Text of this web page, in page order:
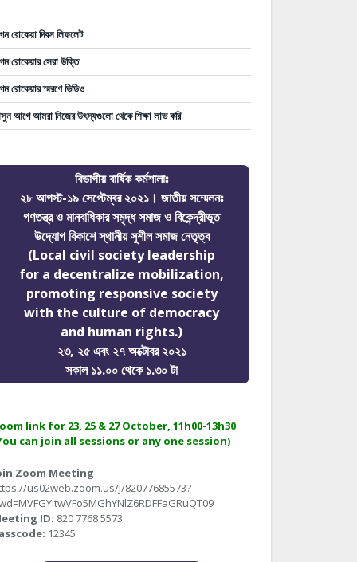
রোকেয়া দিবস লিফলেট
রোকেয়ার সেরা উক্তি
রোকেয়ার স্মরণে ভিডিও
আগে আমরা নিজের উৎস্যগুলো থেকে শিক্ষা লাভ করি
বিভাগীয় বার্ষিক কর্মশালাঃ
২৮ আগস্ট-১৯ সেপ্টেম্বর ২০২১। জাতীয় সম্মেলনঃ
গণতন্ত্র ও মানবাধিকার সমৃদ্ধ সমাজ ও বিকেন্দ্রীভূত
উদ্যোগ বিকাশে স্থানীয় সুশীল সমাজ নেতৃত্ব
(Local civil society leadership
for a decentralize mobilization,
promoting responsive society
with the culture of democracy
and human rights.)
২৩, ২৫ এবং ২৭ অক্টোবর ২০২১
সকাল ১১.০০ থেকে ১.৩০ টা
link for 23, 25 & 27 October, 11h00-13h30
can join all sessions or any one session)
Zoom Meeting
us02web.zoom.us/j/82077685573?
ID: 820 7768 5573
12345